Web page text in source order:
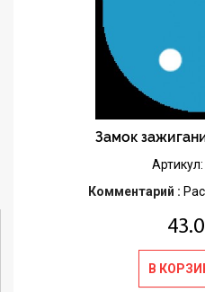
Замок
Комментарий :
В